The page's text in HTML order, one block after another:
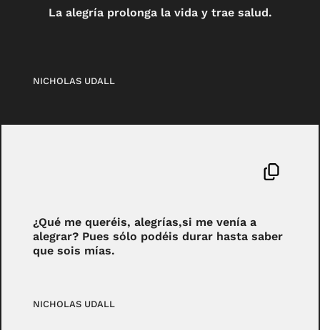
La alegría prolonga la vida y trae salud.
NICHOLAS UDALL
¿Qué me queréis, alegrías,si me venía a
alegrar? Pues sólo podéis durar hasta saber
que sois mías.
NICHOLAS UDALL